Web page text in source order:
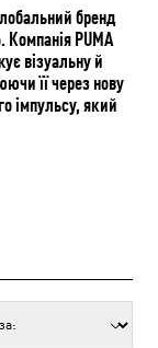
бренд
Компанія PUMA
візуальну й
її через нову
імпульсу, який